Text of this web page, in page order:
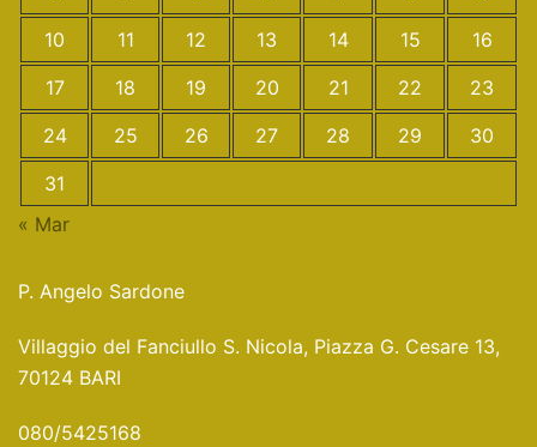
10
11 12 13 14 15
16
17
18 19 20 21 22
23
24
25 26 27 28 29
30
31
« Mar
P. Angelo Sardone
Villaggio del Fanciullo S. Nicola, Piazza G. Cesare 13,
70124 BARI
080/5425168